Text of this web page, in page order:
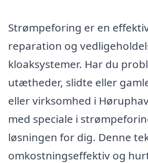
Strømpeforing er en
reparation og
kloaksystemer. Har du
utætheder, slidte eller
eller virksomhed i
med speciale i
løsningen for dig. Denne
omkostningseffektiv og